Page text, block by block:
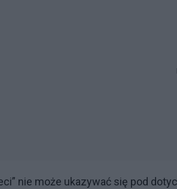
nie może ukazywać się pod